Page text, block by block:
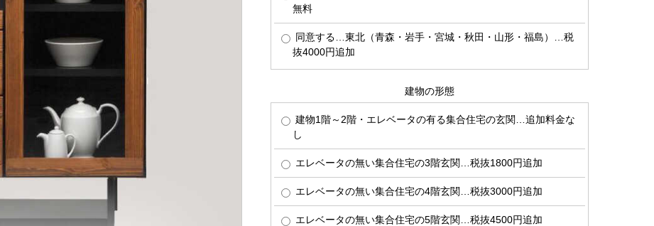
無料
同意する…東北（青森・岩手・宮城・秋田・山形・福島）…税
抜4000円追加
建物の形態
建物1階～2階・エレベータの有る集合住宅の玄関…追加料金な
し
エレベータの無い集合住宅の3階玄関…税抜1800円追加
エレベータの無い集合住宅の4階玄関…税抜3000円追加
エレベータの無い集合住宅の5階玄関…税抜4500円追加